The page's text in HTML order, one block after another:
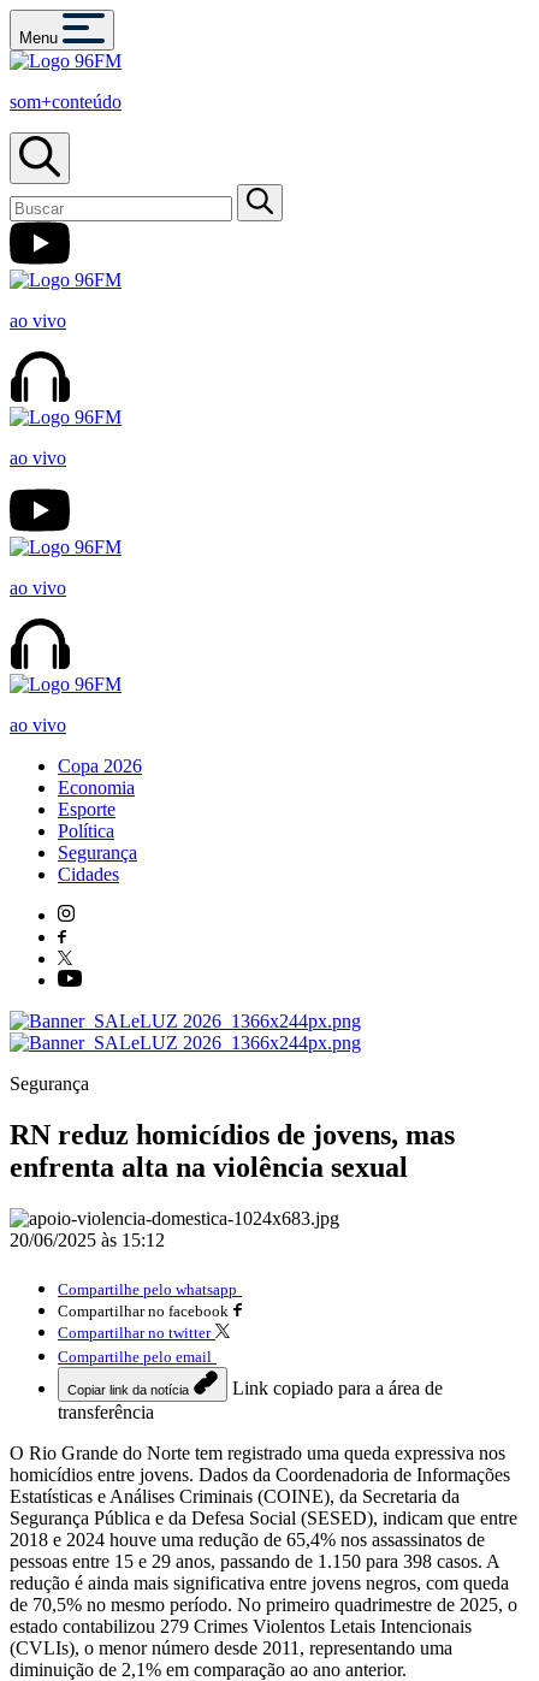
Menu
som+conteúdo
ao vivo
ao vivo
ao vivo
ao vivo
Copa 2026
Economia
Esporte
Política
Segurança
Cidades
Segurança
RN reduz homicídios de jovens, mas
enfrenta alta na violência sexual
20/06/2025 às 15:12
Compartilhe pelo whatsapp
Compartilhar no facebook
Compartilhar no twitter
Compartilhe pelo email
Copiar link da notícia
Link copiado para a área de
transferência
O Rio Grande do Norte tem registrado uma queda expressiva nos
homicídios entre jovens. Dados da Coordenadoria de Informações
Estatísticas e Análises Criminais (COINE), da Secretaria da
Segurança Pública e da Defesa Social (SESED), indicam que entre
2018 e 2024 houve uma redução de 65,4% nos assassinatos de
pessoas entre 15 e 29 anos, passando de 1.150 para 398 casos. A
redução é ainda mais significativa entre jovens negros, com queda
de 70,5% no mesmo período. No primeiro quadrimestre de 2025, o
estado contabilizou 279 Crimes Violentos Letais Intencionais
(CVLIs), o menor número desde 2011, representando uma
diminuição de 2,1% em comparação ao ano anterior.